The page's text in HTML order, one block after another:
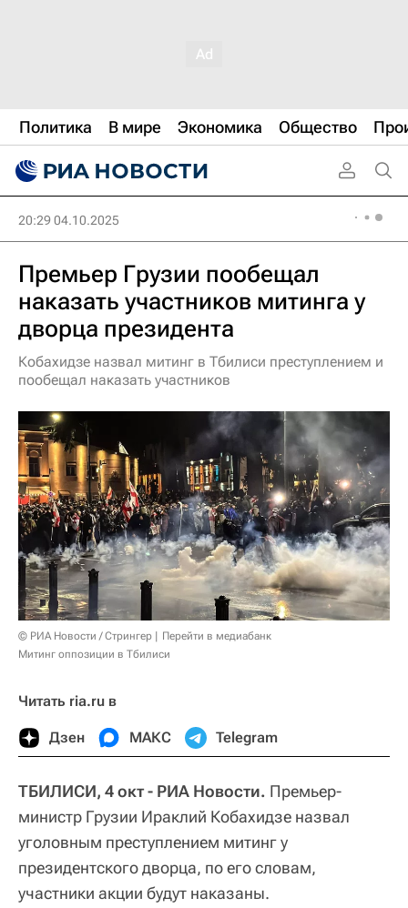
Политика В мире Экономика Общество
20:29 04.10.2025
Премьер Грузии пообещал
наказать участников митинга у
дворца президента
Кобахидзе назвал митинг в Тбилиси преступлением и
пообещал наказать участников
© РИА Новости / Стрингер
Перейти в медиабанк
Митинг оппозиции в Тбилиси
Читать ria.ru в
Дзен МАКС Telegram
ТБИЛИСИ, 4 окт - РИА Новости. Премьер-
министр Грузии Ираклий Кобахидзе назвал
уголовным преступлением митинг у
президентского дворца, по его словам,
участники акции будут наказаны.